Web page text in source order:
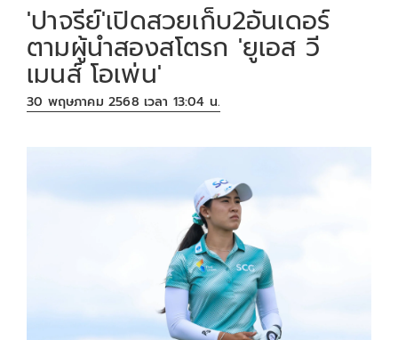
'ปาจรีย์'เปิดสวยเก็บ2อันเดอร์
ตามผู้นำสองสโตรก 'ยูเอส วี
เมนส์ โอเพ่น'
30 พฤษภาคม 2568 เวลา 13:04 น.